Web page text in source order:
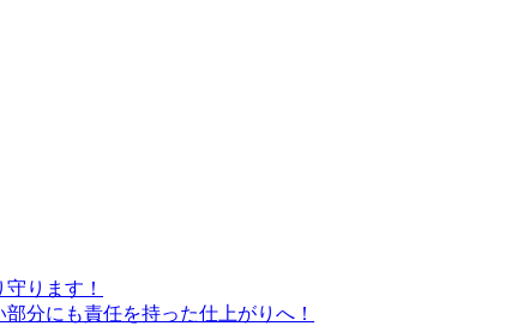
ります！
分にも責任を持った仕上がりへ！